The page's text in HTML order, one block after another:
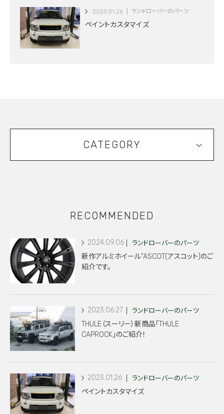
2023.01.26 ランドローバーのパーツ
ペイントカスタマイズ
CATEGORY
RECOMMENDED
2024.09.06 ランドローバーのパーツ
新作アルミホイール”ASCOT(アスコット)のご
紹介です。
2023.06.27 ランドローバーのパーツ
THULE（スーリー）新商品「THULE
CAPROCK」のご紹介！
2023.01.26 ランドローバーのパーツ
ペイントカスタマイズ